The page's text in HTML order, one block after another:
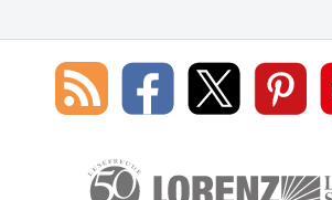
Social Media
Blog
des
Leserservice
Lorenz
Leserservice
Lorenz